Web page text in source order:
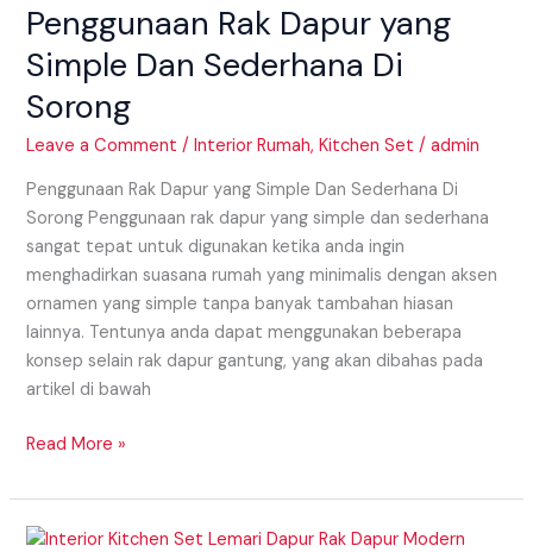
Penggunaan Rak Dapur yang
Simple Dan Sederhana Di
Sorong
Leave a Comment /Interior Rumah,Kitchen Set /admin
Penggunaan Rak Dapur yang Simple Dan Sederhana Di
Sorong Penggunaan rak dapur yang simple dan sederhana
sangat tepat untuk digunakan ketika anda ingin
menghadirkan suasana rumah yang minimalis dengan aksen
ornamen yang simple tanpa banyak tambahan hiasan
lainnya. Tentunya anda dapat menggunakan beberapa
konsep selain rak dapur gantung, yang akan dibahas pada
artikel di bawah
yang
Dan
Sederhana
Read More »
Menghadirkan